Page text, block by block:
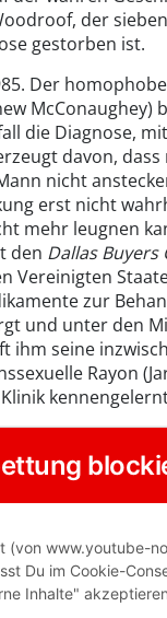
der
gestorben ist.
Der
McConaughey)
die Diagnose,
davon, dass
nicht
erst nicht
mehr leugnen
den Dallas Buyers
Vereinigten
zur
und unter den
ihm seine
Rayon